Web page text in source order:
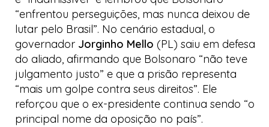
“enfrentou perseguições, mas nunca deixou de
lutar pelo Brasil”. No cenário estadual, o
governador Jorginho Mello (PL) saiu em defesa
do aliado, afirmando que Bolsonaro “não teve
julgamento justo” e que a prisão representa
“mais um golpe contra seus direitos”. Ele
reforçou que o ex-presidente continua sendo “o
principal nome da oposição no país”.